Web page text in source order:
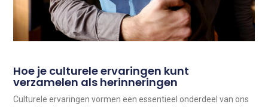
Hoe je culturele ervaringen kunt
verzamelen als herinneringen
Culturele ervaringen vormen een essentieel onderdeel van ons